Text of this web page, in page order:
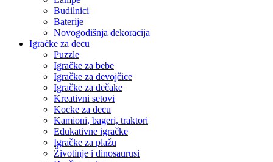
Budilnici
Baterije
Novogodišnja dekoracija
Igračke za decu
Puzzle
Igračke za bebe
Igračke za devojčice
Igračke za dečake
Kreativni setovi
Kocke za decu
Kamioni, bageri, traktori
Edukativne igračke
Igračke za plažu
Životinje i dinosaurusi